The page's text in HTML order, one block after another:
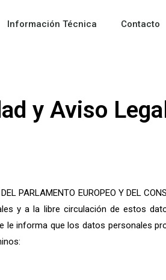
Información Técnica Contacto
y Aviso
PARLAMENTO EUROPEO Y DEL
y a la libre circulación de estos
le informa que los datos personales